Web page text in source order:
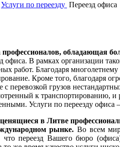
Услуги по переезду Переезд офиса
обладающая
офиса. В рамках организации
работ. Благодаря
Кроме того, благодаря
перевозкой грузов
к транспортированию, и
Услуги по переезду
в Литве
рынке. Во всем
что переезд Вашего бюро